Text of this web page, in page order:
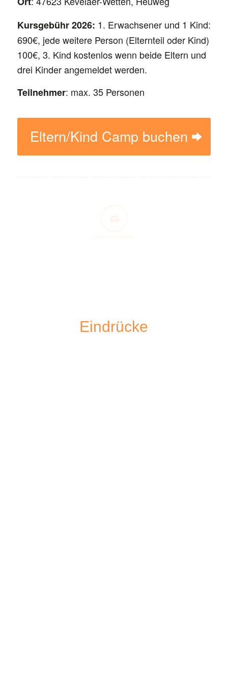
Kursgebühr 2026: 1. Erwachsener und 1 Kind:
690€, jede weitere Person (Elternteil oder Kind)
100€, 3. Kind kostenlos wenn beide Eltern und
drei Kinder angemeldet werden.
Teilnehmer: max. 35 Personen
Eltern/Kind Camp buchen
Eindrücke